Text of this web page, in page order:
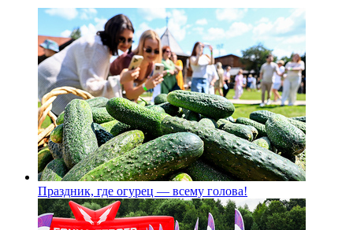
Праздник, где огурец — всему голова!